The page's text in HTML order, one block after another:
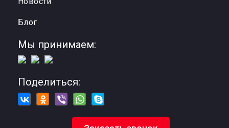
Блог
Мы принимаем:
Поделиться: